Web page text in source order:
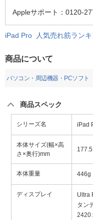
Appleサポート：0120-
iPad Pro 人気売れ筋ランキ
商品について
パソコン・周辺機器・PCソフト
商品スペック
シリーズ名 iPad
本体サイズ(幅×高
さ×奥行)mm
本体重量 446g
ディスプレイ
Ultra
タン
2420